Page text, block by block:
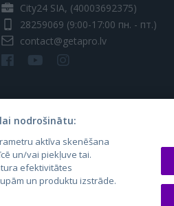
City24 SIA, (40003692375)
28259069 (9:00-17:00 пн. - пт.)
contact@getapro.lv
nodrošinātu:
aktīva skenēšana
un/vai piekļuve tai.
efektivitātes
un produktu izstrāde.